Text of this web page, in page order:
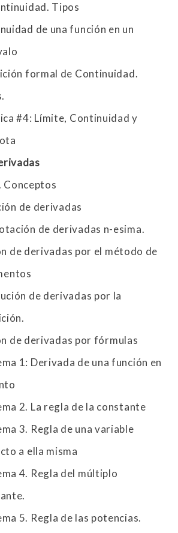
Tipos
de una función en un
formal de Continuidad.
#4: Límite, Continuidad y
Conceptos
de derivadas
de derivadas n-esima.
de derivadas por el método de
de derivadas por la
de derivadas por fórmulas
1: Derivada de una función en
2. La regla de la constante
3. Regla de una variable
a ella misma
4. Regla del múltiplo
5. Regla de las potencias.